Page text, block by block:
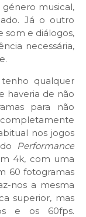
musical,
Já o outro
som e diálogos,
necessária,
qualquer
haveria de não
para não
nos jogos
Performance
4k, com uma
60 fotogramas
nos a mesma
superior, mas
e os 60fps.